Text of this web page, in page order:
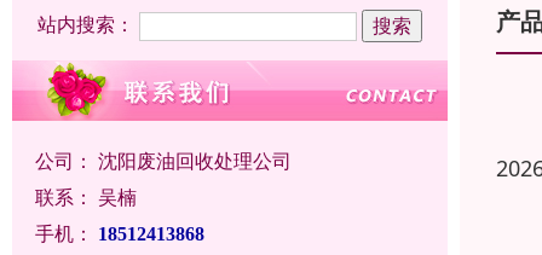
站内搜索：
公司： 沈阳废油回收处理公司
联系： 吴楠
手机：
18512413868
产